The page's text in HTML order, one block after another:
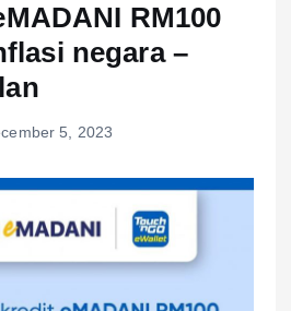
RM100
negara –
5, 2023